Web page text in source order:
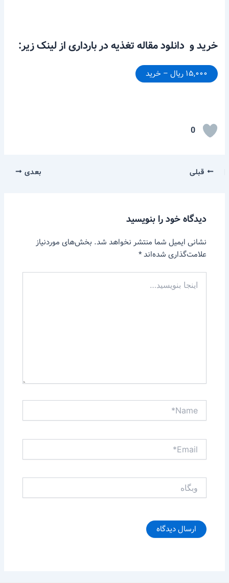
خرید و دانلود مقاله تغذیه در بارداری از لینک زیر:
۱۵,۰۰۰ ریال – خرید
0
قبلی بعدی
دیدگاه‌ خود را بنویسید
نشانی ایمیل شما منتشر نخواهد شد. بخش‌های موردنیاز
علامت‌گذاری شده‌اند*
بنویسید…
Email*